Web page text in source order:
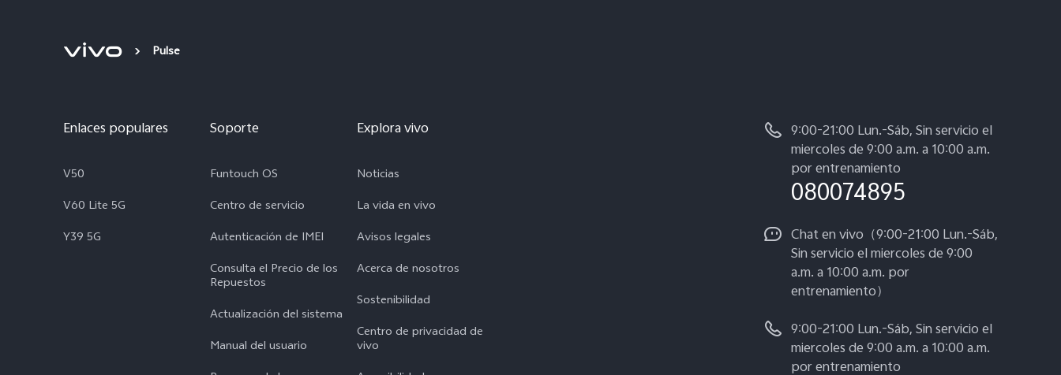
Pulse
Enlaces populares
V50
V60 Lite 5G
Y39 5G
Soporte
Funtouch OS
Centro de servicio
Autenticación de IMEI
Consulta el Precio de los
Repuestos
Actualización del sistema
Manual del usuario
Explora vivo
Noticias
La vida en vivo
Avisos legales
Acerca de nosotros
Sostenibilidad
Centro de privacidad de
vivo
9:00-21:00 Lun.-Sáb, Sin servicio el
miercoles de 9:00 a.m. a 10:00 a.m.
por entrenamiento
080074895
Chat en vivo（9:00-21:00 Lun.-Sáb,
Sin servicio el miercoles de 9:00
a.m. a 10:00 a.m. por
entrenamiento）
9:00-21:00 Lun.-Sáb, Sin servicio el
miercoles de 9:00 a.m. a 10:00 a.m.
por entrenamiento